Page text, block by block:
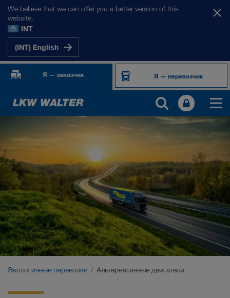
We believe that we can offer you a better version of this
website.
INT
(INT) English
Я — заказчик Я — перевозчик
ПРОДУКТЫ И УСЛУГИ
Автомобильные перевозки
Цифровые решения
Комбинированные перевозки
Экологичные перевозки
Экологичные перевозки Альтернативные двигатели